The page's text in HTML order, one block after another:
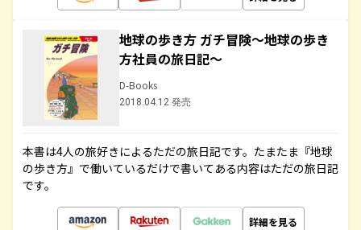
地球の歩き方 ガチ冒険～地球の歩き
方社員の旅日記～
D-Books
2018.04.12 発売
本書は4人の旅好きによるただの旅日記です。たまたま『地球
の歩き方』で働いているだけで書いてある内容はただの旅日記
です。
詳細を見る